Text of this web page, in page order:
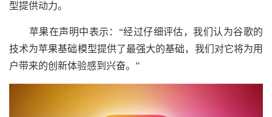
型提供动力。
苹果在声明中表示：“经过仔细评估，我们认为谷歌的
技术为苹果基础模型提供了最强大的基础，我们对它将为用
户带来的创新体验感到兴奋。”